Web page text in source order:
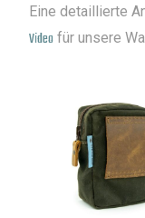
Eine detaillierte
Video für unsere